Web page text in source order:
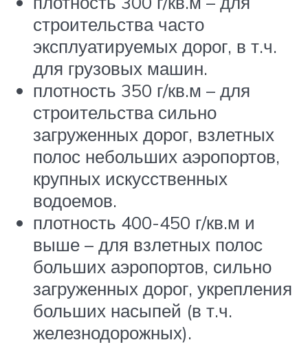
строительства часто
эксплуатируемых дорог, в т.ч.
для грузовых машин.
плотность 350 г/кв.м – для
строительства сильно
загруженных дорог, взлетных
полос небольших аэропортов,
крупных искусственных
водоемов.
плотность 400-450 г/кв.м и
выше – для взлетных полос
больших аэропортов, сильно
загруженных дорог, укрепления
больших насыпей (в т.ч.
железнодорожных).